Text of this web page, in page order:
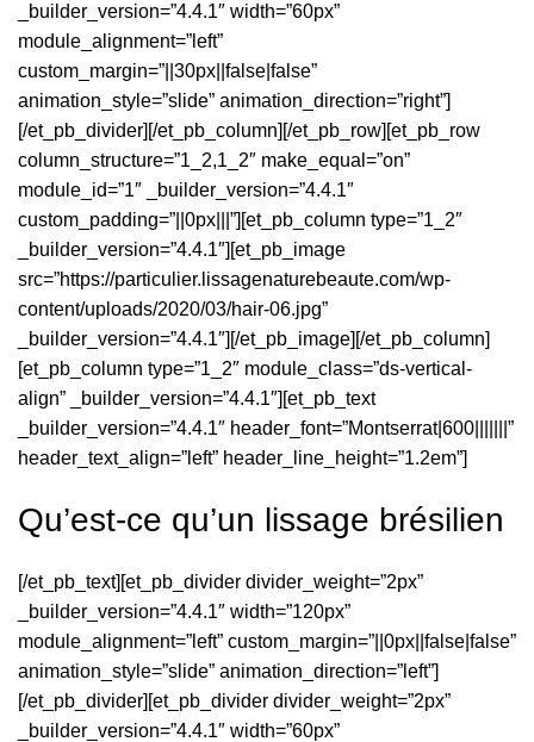
_builder_version=”4.4.1″ width=”60px”
module_alignment=”left”
custom_margin=”||30px||false|false”
animation_style=”slide” animation_direction=”right”]
[/et_pb_divider][/et_pb_column][/et_pb_row][et_pb_row
column_structure=”1_2,1_2″ make_equal=”on”
module_id=”1″ _builder_version=”4.4.1″
custom_padding=”||0px|||”][et_pb_column type=”1_2″
_builder_version=”4.4.1″][et_pb_image
src=”https://particulier.lissagenaturebeaute.com/wp-
content/uploads/2020/03/hair-06.jpg”
_builder_version=”4.4.1″][/et_pb_image][/et_pb_column]
[et_pb_column type=”1_2″ module_class=”ds-vertical-
align” _builder_version=”4.4.1″][et_pb_text
_builder_version=”4.4.1″ header_font=”Montserrat|600|||||||”
header_text_align=”left” header_line_height=”1.2em”]
Qu’est-ce qu’un lissage brésilien
[/et_pb_text][et_pb_divider divider_weight=”2px”
_builder_version=”4.4.1″ width=”120px”
module_alignment=”left” custom_margin=”||0px||false|false”
animation_style=”slide” animation_direction=”left”]
[/et_pb_divider][et_pb_divider divider_weight=”2px”
_builder_version=”4.4.1″ width=”60px”